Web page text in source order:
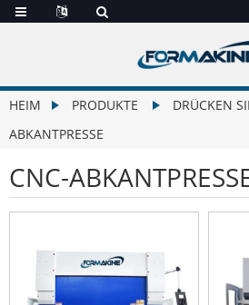
HEIM PRODUKTE DRÜCKEN
ABKANTPRESSE
CNC-